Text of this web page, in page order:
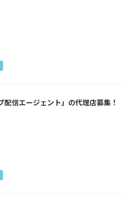
配信エージェント」の代理店募集！